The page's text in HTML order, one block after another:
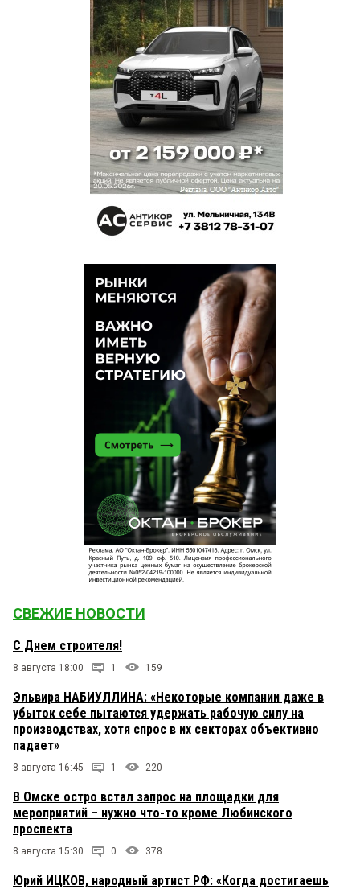
СВЕЖИЕ НОВОСТИ
С Днем строителя!
8 августа 18:00 1 159
Эльвира НАБИУЛЛИНА: «Некоторые компании даже в
убыток себе пытаются удержать рабочую силу на
производствах, хотя спрос в их секторах объективно
падает»
8 августа 16:45 1 220
В Омске остро встал запрос на площадки для
мероприятий – нужно что-то кроме Любинского
проспекта
8 августа 15:30 0 378
Юрий ИЦКОВ, народный артист РФ: «Когда достигаешь